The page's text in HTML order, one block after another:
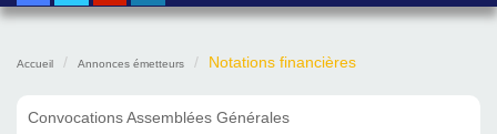
Accueil Annonces émetteurs Notations financières
Convocations Assemblées Générales